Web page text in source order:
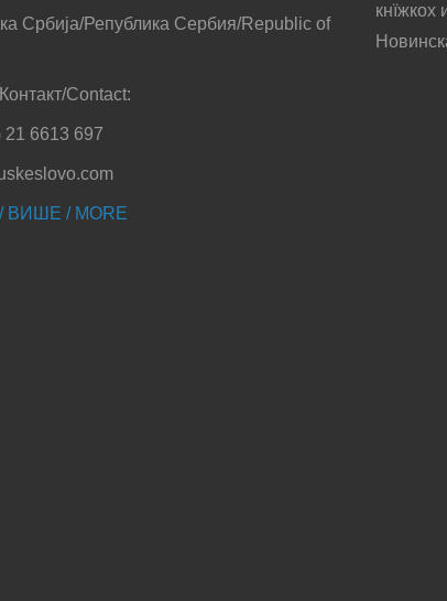
Србија/Република Сербия/Republic of
Contact:
21 6613 697
ВИШЕ / MORE
кнїжкох